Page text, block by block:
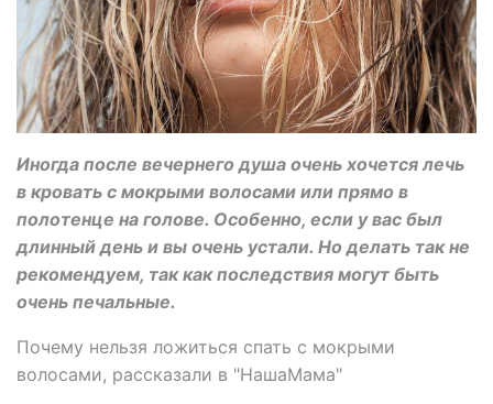
Иногда после вечернего душа очень хочется лечь
в кровать с мокрыми волосами или прямо в
полотенце на голове. Особенно, если у вас был
длинный день и вы очень устали. Но делать так не
рекомендуем, так как последствия могут быть
очень печальные.
Почему нельзя ложиться спать с мокрыми
волосами, рассказали в "НашаМама"